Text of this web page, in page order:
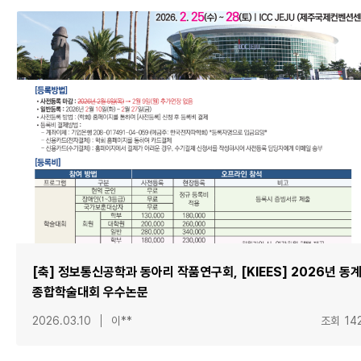
[축] 정보통신공학과 동아리 작품연구회, [KIEES] 2026년 동계
종합학술대회 우수논문
2026.03.10 이** 조회